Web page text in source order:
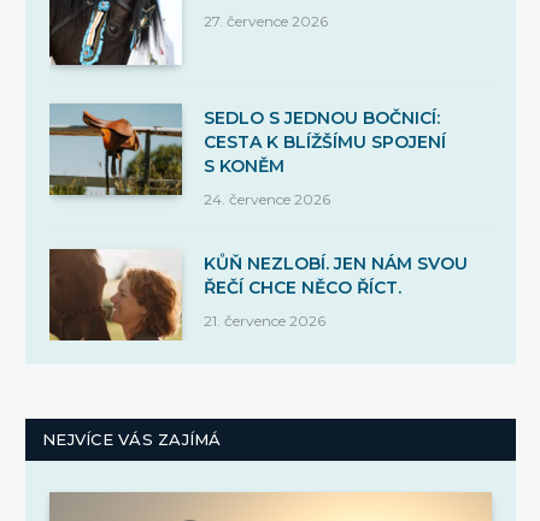
27. července 2026
SEDLO S JEDNOU BOČNICÍ:
CESTA K BLÍŽŠÍMU SPOJENÍ
S KONĚM
24. července 2026
KŮŇ NEZLOBÍ. JEN NÁM SVOU
ŘEČÍ CHCE NĚCO ŘÍCT.
21. července 2026
NEJVÍCE VÁS ZAJÍMÁ